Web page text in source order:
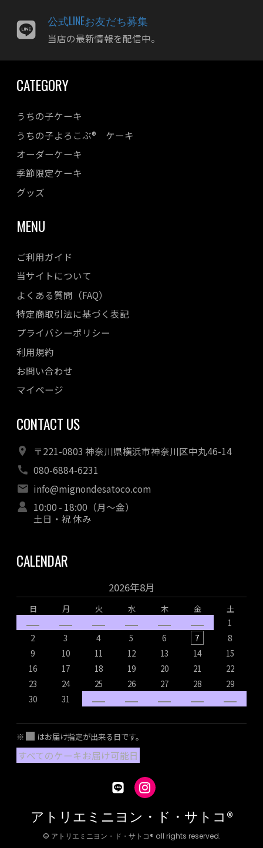
2023年11月
2023年10月
2023年09月
2023年08月
2023年06月
2023年05月
2023年04月
2023年03月
2023年02月
2022年12月
2022年10月
2022年08月
2022年07月
2022年06月
2022年05月
2022年04月
公式LINEお友だち募集
当店の最新情報を配信中。
CATEGORY
うちの子ケーキ
うちの子よろこぶ® ケーキ
オーダーケーキ
季節限定ケーキ
グッズ
MENU
ご利用ガイド
当サイトについて
よくある質問（FAQ）
特定商取引法に基づく表記
プライバシーポリシー
利用規約
お問い合わせ
マイページ
CONTACT US
〒221-0803 神奈川県横浜市神奈川区中丸46-14
080-6884-6231
info@mignondesatoco.com
10:00 - 18:00（月～金）
土日・祝 休み
CALENDAR
2026年8月
日 月 火 水 木 金
土
1
2
3 4 5 6 7
8
9
10 11 12 13 14
15
16
17 18 19 20 21
22
23
24 25 26 27 28
29
30
31
※ はお届け指定が出来る日です。
すべてのケーキお届け可能日
アトリエミニヨン・ド・サトコ®
© アトリエミニヨン・ド・サトコ® all rights reserved.